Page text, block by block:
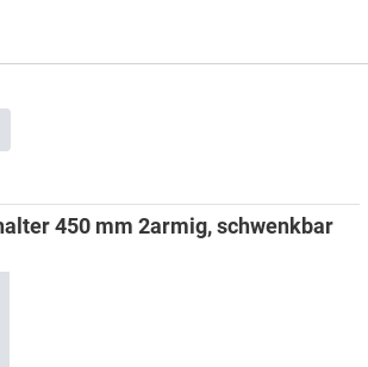
450 mm 2armig, schwenkbar